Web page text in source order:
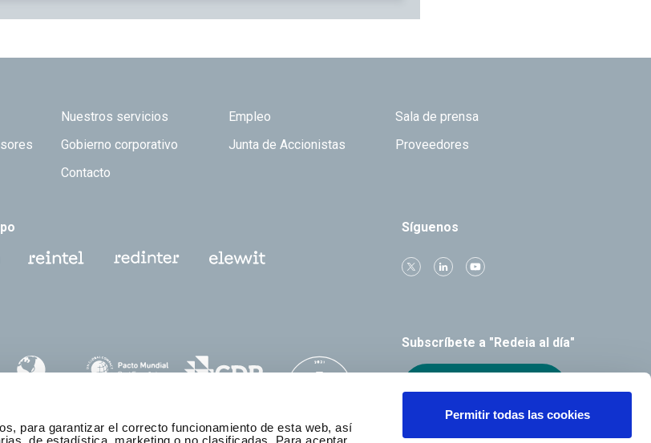
para garantizar el correcto funcionamiento de esta web, así
Permitir todas las cookies
Nuestros servicios Empleo
Sala de prensa
Gobierno corporativo Junta de Accionistas
Proveedores
Contacto
Síguenos
Subscríbete a "Redeia al día"
Recibe el boletín